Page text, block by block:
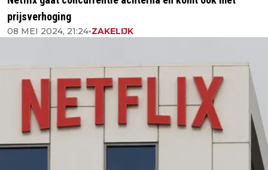
prijsverhoging
08 MEI 2024, 21:24•ZAKELIJK